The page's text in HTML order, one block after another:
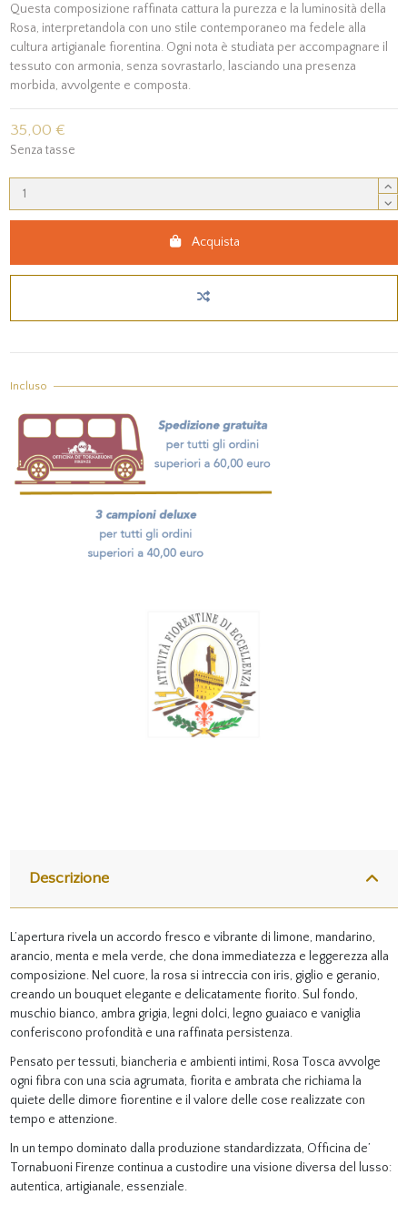
Questa composizione raffinata cattura la purezza e la luminosità della
Rosa, interpretandola con uno stile contemporaneo ma fedele alla
cultura artigianale fiorentina. Ogni nota è studiata per accompagnare il
tessuto con armonia, senza sovrastarlo, lasciando una presenza
morbida, avvolgente e composta.
35,00 €
Senza tasse
Acquista
Incluso
Descrizione
L’apertura rivela un accordo fresco e vibrante di limone, mandarino,
arancio, menta e mela verde, che dona immediatezza e leggerezza alla
composizione. Nel cuore, la rosa si intreccia con iris, giglio e geranio,
creando un bouquet elegante e delicatamente fiorito. Sul fondo,
muschio bianco, ambra grigia, legni dolci, legno guaiaco e vaniglia
conferiscono profondità e una raffinata persistenza.
Pensato per tessuti, biancheria e ambienti intimi, Rosa Tosca avvolge
ogni fibra con una scia agrumata, fiorita e ambrata che richiama la
quiete delle dimore fiorentine e il valore delle cose realizzate con
tempo e attenzione.
In un tempo dominato dalla produzione standardizzata, Officina de’
Tornabuoni Firenze continua a custodire una visione diversa del lusso:
autentica, artigianale, essenziale.